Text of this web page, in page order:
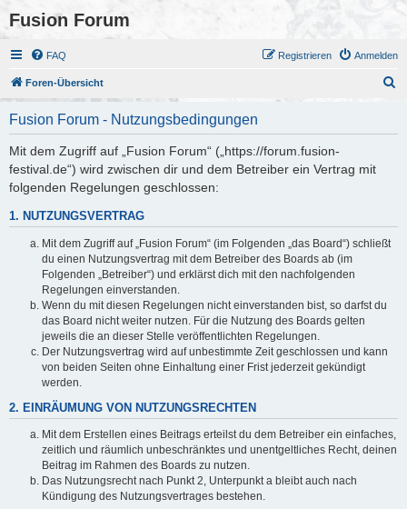
Fusion Forum
FAQ Anmelden
Registrieren
Foren-Übersicht
Fusion Forum - Nutzungsbedingungen
Mit dem Zugriff auf „Fusion Forum“ („https://forum.fusion-
festival.de“) wird zwischen dir und dem Betreiber ein Vertrag mit
folgenden Regelungen geschlossen:
1. NUTZUNGSVERTRAG
Mit dem Zugriff auf „Fusion Forum“ (im Folgenden „das Board“) schließt
du einen Nutzungsvertrag mit dem Betreiber des Boards ab (im
Folgenden „Betreiber“) und erklärst dich mit den nachfolgenden
Regelungen einverstanden.
Wenn du mit diesen Regelungen nicht einverstanden bist, so darfst du
das Board nicht weiter nutzen. Für die Nutzung des Boards gelten
jeweils die an dieser Stelle veröffentlichten Regelungen.
Der Nutzungsvertrag wird auf unbestimmte Zeit geschlossen und kann
von beiden Seiten ohne Einhaltung einer Frist jederzeit gekündigt
werden.
2. EINRÄUMUNG VON NUTZUNGSRECHTEN
Mit dem Erstellen eines Beitrags erteilst du dem Betreiber ein einfaches,
zeitlich und räumlich unbeschränktes und unentgeltliches Recht, deinen
Beitrag im Rahmen des Boards zu nutzen.
Das Nutzungsrecht nach Punkt 2, Unterpunkt a bleibt auch nach
Kündigung des Nutzungsvertrages bestehen.